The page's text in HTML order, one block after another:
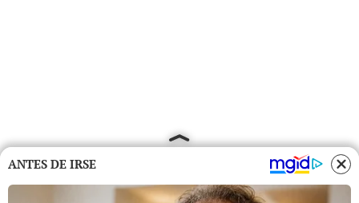
ANTES DE IRSE